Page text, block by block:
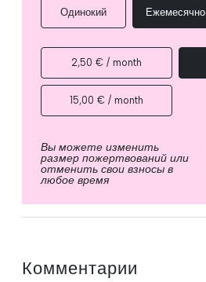
Одинокий Ежемесячно
2,50 € / month
15,00 € / month
Вы можете изменить
размер пожертвований или
отменить свои взносы в
любое время
Комментарии